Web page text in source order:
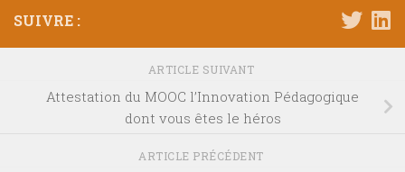
SUIVRE :
ARTICLE SUIVANT
Attestation du MOOC l’Innovation Pédagogique
dont vous êtes le héros
ARTICLE PRÉCÉDENT